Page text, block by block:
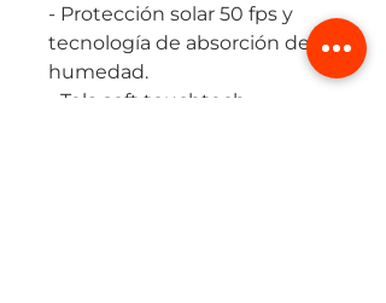
- Protección solar 50 fps y
tecnología de absorción de
humedad.
- Tela soft touchtech.